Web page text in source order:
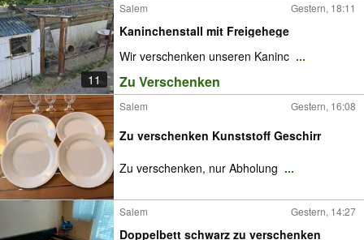
11
Salem Gestern, 18:11
Kaninchenstall mit Freigehege
Wir verschenken unseren Kaninc ...
Zu Verschenken
Salem Gestern, 16:08
Zu verschenken Kunststoff Geschirr
Zu verschenken, nur Abholung ...
Salem Gestern, 14:27
Doppelbett schwarz zu verschenken